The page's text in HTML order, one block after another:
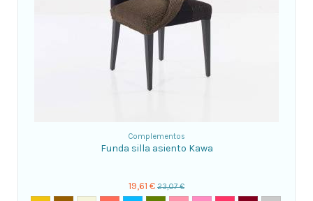
Complementos
Funda silla asiento Kawa
19,61 € 23,07 €